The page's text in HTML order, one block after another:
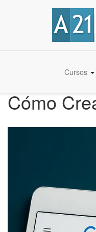
Cursos
Cómo